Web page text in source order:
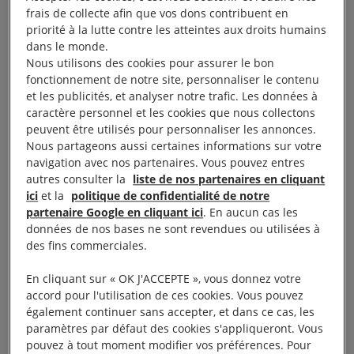
Des expulsions
systématiquement
violentes
La force, parfois meurtrière, a été utilisée de façon
systématique contre les Sengwers et met en lumière
les importantes irrégularités qui ont entaché le
forcées.
En avril, une équipe spéciale gouvernementale sur
la conservation des forêts par l’expulsion des
frais de collecte afin que vos dons contribuent en
priorité à la lutte contre les atteintes aux droits humains
dans le monde.
Nous utilisons des cookies pour assurer le bon
fonctionnement de notre site, personnaliser le contenu
et les publicités, et analyser notre trafic. Les données à
caractère personnel et les cookies que nous collectons
peuvent être utilisés pour personnaliser les annonces.
Nous partageons aussi certaines informations sur votre
navigation avec nos partenaires. Vous pouvez entres
autres consulter la liste de nos partenaires en cliquant
ici et la politique de confidentialité de notre
partenaire Google en cliquant ici. En aucun cas les
données de nos bases ne sont revendues ou utilisées à
des fins commerciales.
En cliquant sur « OK J'ACCEPTE », vous donnez votre
accord pour l'utilisation de ces cookies. Vous pouvez
également continuer sans accepter, et dans ce cas, les
paramètres par défaut des cookies s'appliqueront. Vous
pouvez à tout moment modifier vos préférences. Pour